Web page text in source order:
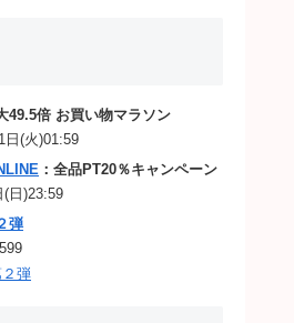
49.5倍 お買い物マラソン
日(火)01:59
：全品PT20％キャンペーン
(日)23:59
弾